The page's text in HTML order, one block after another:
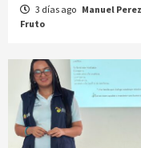
3 días ago Manuel Perez
Fruto